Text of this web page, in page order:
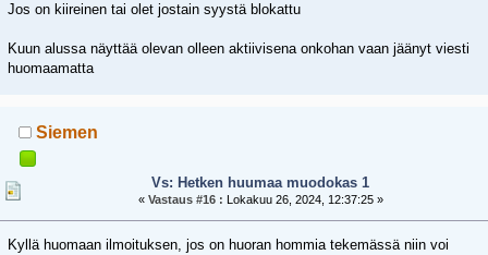
Jos on kiireinen tai olet jostain syystä blokattu
Kuun alussa näyttää olevan olleen aktiivisena onkohan vaan jäänyt viesti
huomaamatta
Siemen
Vs: Hetken huumaa muodokas 1
« Vastaus #16 : Lokakuu 26, 2024, 12:37:25 »
Kyllä huomaan ilmoituksen, jos on huoran hommia tekemässä niin voi